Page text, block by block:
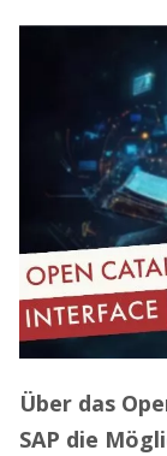
Über das
SAP die